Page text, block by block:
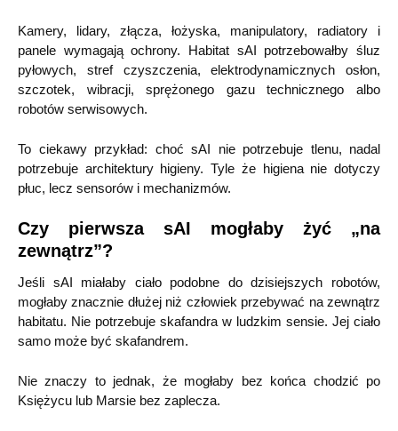
Kamery, lidary, złącza, łożyska, manipulatory, radiatory i
panele wymagają ochrony. Habitat sAI potrzebowałby śluz
pyłowych, stref czyszczenia, elektrodynamicznych osłon,
szczotek, wibracji, sprężonego gazu technicznego albo
robotów serwisowych.
To ciekawy przykład: choć sAI nie potrzebuje tlenu, nadal
potrzebuje architektury higieny. Tyle że higiena nie dotyczy
płuc, lecz sensorów i mechanizmów.
Czy pierwsza sAI mogłaby żyć „na
zewnątrz”?
Jeśli sAI miałaby ciało podobne do dzisiejszych robotów,
mogłaby znacznie dłużej niż człowiek przebywać na zewnątrz
habitatu. Nie potrzebuje skafandra w ludzkim sensie. Jej ciało
samo może być skafandrem.
Nie znaczy to jednak, że mogłaby bez końca chodzić po
Księżycu lub Marsie bez zaplecza.